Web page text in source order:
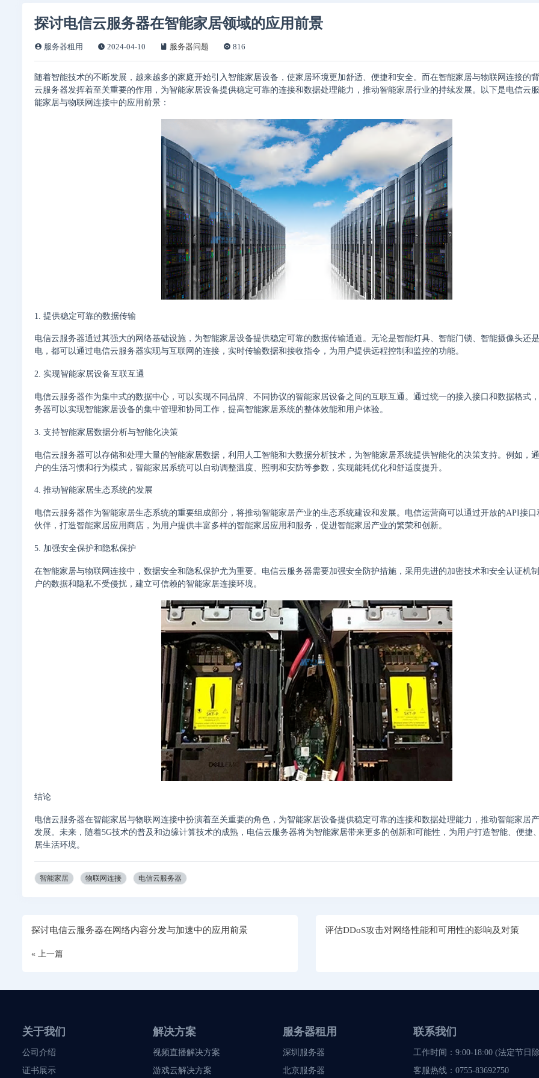
探讨电信云服务器在智能家居领域的应用前景
服务器租用 2024-04-10 服务器问题 816
随着智能技术的不断发展，越来越多的家庭开始引入智能家居设备，使家居环境更加舒适、便捷和安全。而在智能家居与物联网连接的
云服务器发挥着至关重要的作用，为智能家居设备提供稳定可靠的连接和数据处理能力，推动智能家居行业的持续发展。以下是电信云
能家居与物联网连接中的应用前景：
1. 提供稳定可靠的数据传输
电信云服务器通过其强大的网络基础设施，为智能家居设备提供稳定可靠的数据传输通道。无论是智能灯具、智能门锁、智能摄像头还
电，都可以通过电信云服务器实现与互联网的连接，实时传输数据和接收指令，为用户提供远程控制和监控的功能。
2. 实现智能家居设备互联互通
电信云服务器作为集中式的数据中心，可以实现不同品牌、不同协议的智能家居设备之间的互联互通。通过统一的接入接口和数据格式
务器可以实现智能家居设备的集中管理和协同工作，提高智能家居系统的整体效能和用户体验。
3. 支持智能家居数据分析与智能化决策
电信云服务器可以存储和处理大量的智能家居数据，利用人工智能和大数据分析技术，为智能家居系统提供智能化的决策支持。例如，
户的生活习惯和行为模式，智能家居系统可以自动调整温度、照明和安防等参数，实现能耗优化和舒适度提升。
4. 推动智能家居生态系统的发展
电信云服务器作为智能家居生态系统的重要组成部分，将推动智能家居产业的生态系统建设和发展。电信运营商可以通过开放的API接口
伙伴，打造智能家居应用商店，为用户提供丰富多样的智能家居应用和服务，促进智能家居产业的繁荣和创新。
5. 加强安全保护和隐私保护
在智能家居与物联网连接中，数据安全和隐私保护尤为重要。电信云服务器需要加强安全防护措施，采用先进的加密技术和安全认证机
户的数据和隐私不受侵扰，建立可信赖的智能家居连接环境。
结论
电信云服务器在智能家居与物联网连接中扮演着至关重要的角色，为智能家居设备提供稳定可靠的连接和数据处理能力，推动智能家居
发展。未来，随着5G技术的普及和边缘计算技术的成熟，电信云服务器将为智能家居带来更多的创新和可能性，为用户打造智能、便捷
居生活环境。
智能家居 物联网连接 电信云服务器
探讨电信云服务器在网络内容分发与加速中的应用前景
« 上一篇
评估DDoS攻击对网络性能和可用性的影响及对策
关于我们
公司介绍
证书展示
解决方案
视频直播解决方案
游戏云解决方案
服务器租用
深圳服务器
北京服务器
联系我们
工作时间：9:00-18:00 (法定节日
客服热线： 0755-83692750